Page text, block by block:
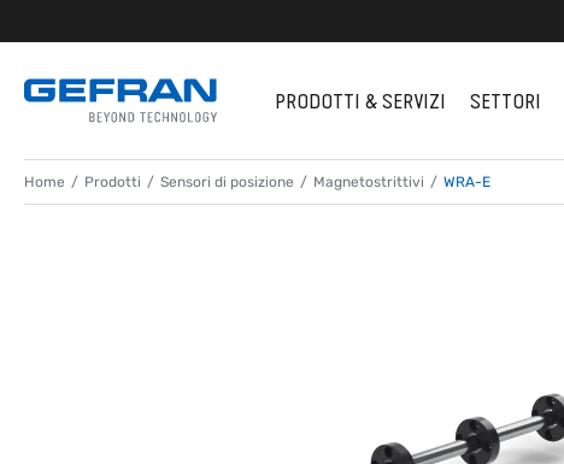
PRODOTTI & SERVIZI SETTORI
Home Prodotti Sensori di posizione Magnetostrittivi WRA-E